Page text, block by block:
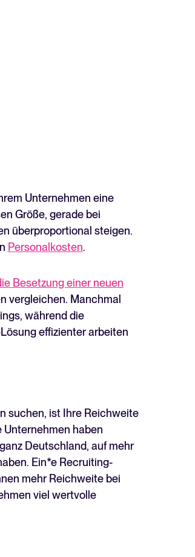
Unternehmen eine
Größe, gerade bei
überproportional steigen.
Personalkosten.
Besetzung einer neuen
vergleichen. Manchmal
während die
effizienter arbeiten
suchen, ist Ihre Reichweite
Unternehmen haben
Deutschland, auf mehr
Ein*e Recruiting-
mehr Reichweite bei
viel wertvolle